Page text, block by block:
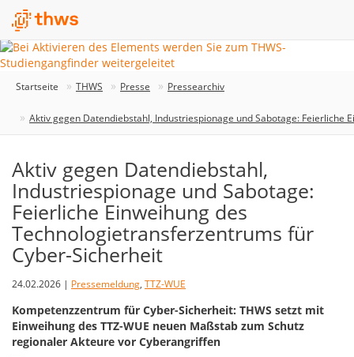
Startseite THWS Presse Pressearchiv
Aktiv gegen Datendiebstahl, Industriespionage und Sabotage:
Aktiv gegen Datendiebstahl,
Industriespionage und Sabotage:
Feierliche Einweihung des
Technologietransferzentrums für
Cyber-Sicherheit
24.02.2026 | Pressemeldung, TTZ-WUE
Kompetenzzentrum für Cyber-Sicherheit: THWS setzt mit
Einweihung des TTZ-WUE neuen Maßstab zum Schutz
regionaler Akteure vor Cyberangriffen